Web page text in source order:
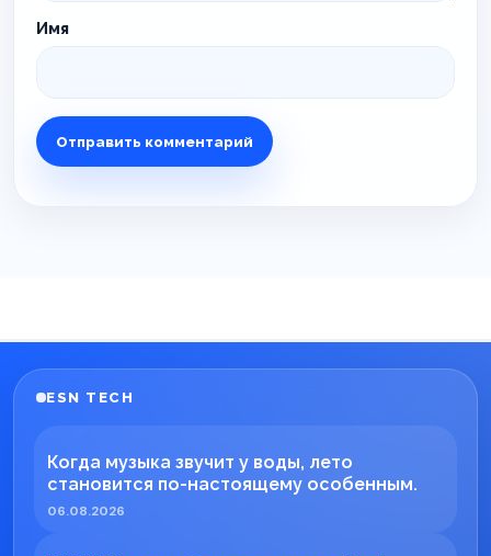
Имя
ESN TECH
Когда музыка звучит у воды, лето
становится по-настоящему особенным.
06.08.2026